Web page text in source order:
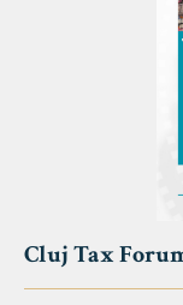
Cluj Tax